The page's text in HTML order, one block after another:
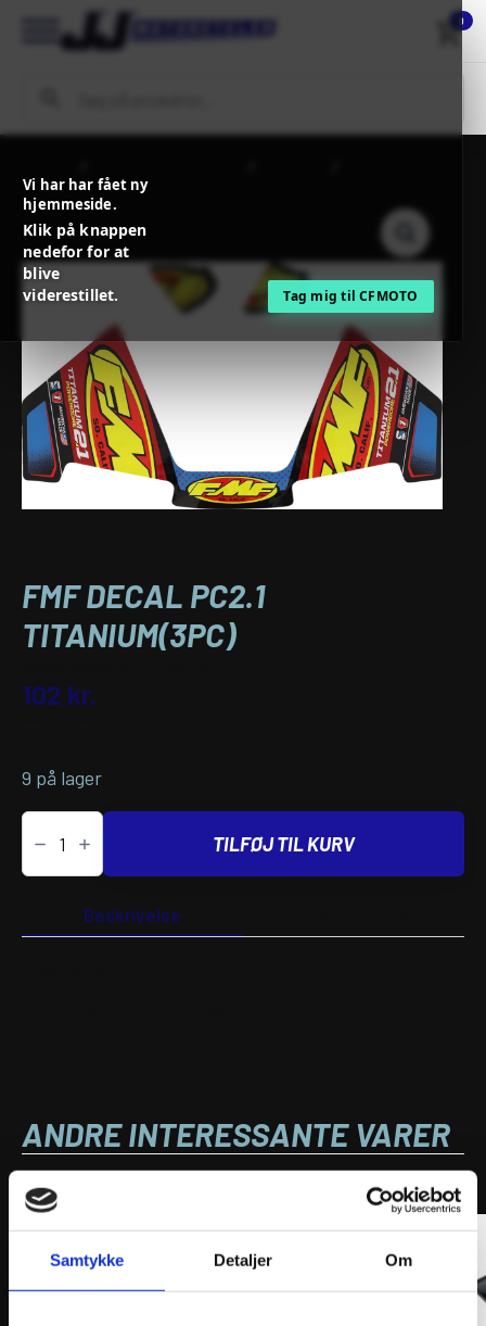
Samtykke Detaljer Om
Vi har har fået ny
hjemmeside.
Klik på knappen
nedefor for at
blive
viderestillet.
Tag mig til CFMOTO
0
PC2.1 TITANIUM(3PC)
FMF DECAL PC2.1
TITANIUM(3PC)
102 kr.
9 på lager
FMF
DECAL
PC2.1
TITANIUM(3PC)
TILFØJ TIL KURV
Beskrivelse
ANDRE INTERESSANTE VARER